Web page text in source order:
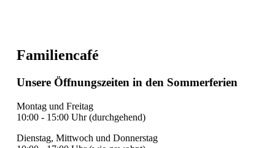
Familiencafé
Unsere Öffnungszeiten in den Sommerferien
Montag und Freitag
10:00 - 15:00 Uhr (durchgehend)
Dienstag, Mittwoch und Donnerstag